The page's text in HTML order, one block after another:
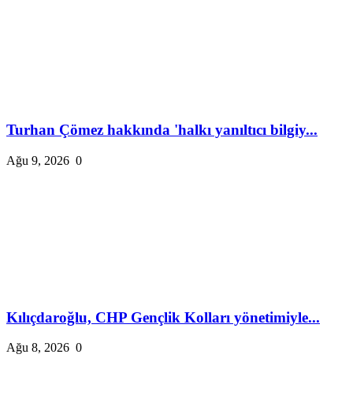
Turhan Çömez hakkında 'halkı yanıltıcı bilgiy...
Ağu 9, 2026 0
Kılıçdaroğlu, CHP Gençlik Kolları yönetimiyle...
Ağu 8, 2026 0